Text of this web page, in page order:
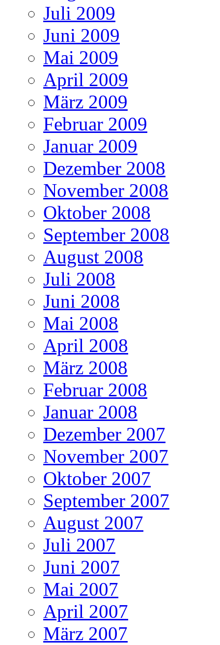
Juli 2009
Juni 2009
Mai 2009
April 2009
März 2009
Februar 2009
Januar 2009
Dezember 2008
November 2008
Oktober 2008
September 2008
August 2008
Juli 2008
Juni 2008
Mai 2008
April 2008
März 2008
Februar 2008
Januar 2008
Dezember 2007
November 2007
Oktober 2007
September 2007
August 2007
Juli 2007
Juni 2007
Mai 2007
April 2007
März 2007